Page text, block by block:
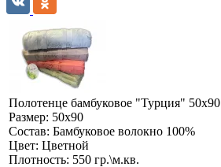
Полотенце бамбуковое "Турция" 50х90
Размер: 50х90
Состав: Бамбуковое волокно 100%
Цвет: Цветной
Плотность: 550 гр.\м.кв.